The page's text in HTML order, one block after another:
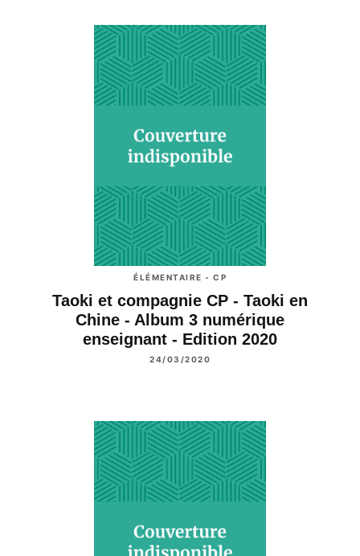
ÉLÉMENTAIRE - CP
Taoki et compagnie CP - Taoki en
Chine - Album 3 numérique
enseignant - Edition 2020
24/03/2020